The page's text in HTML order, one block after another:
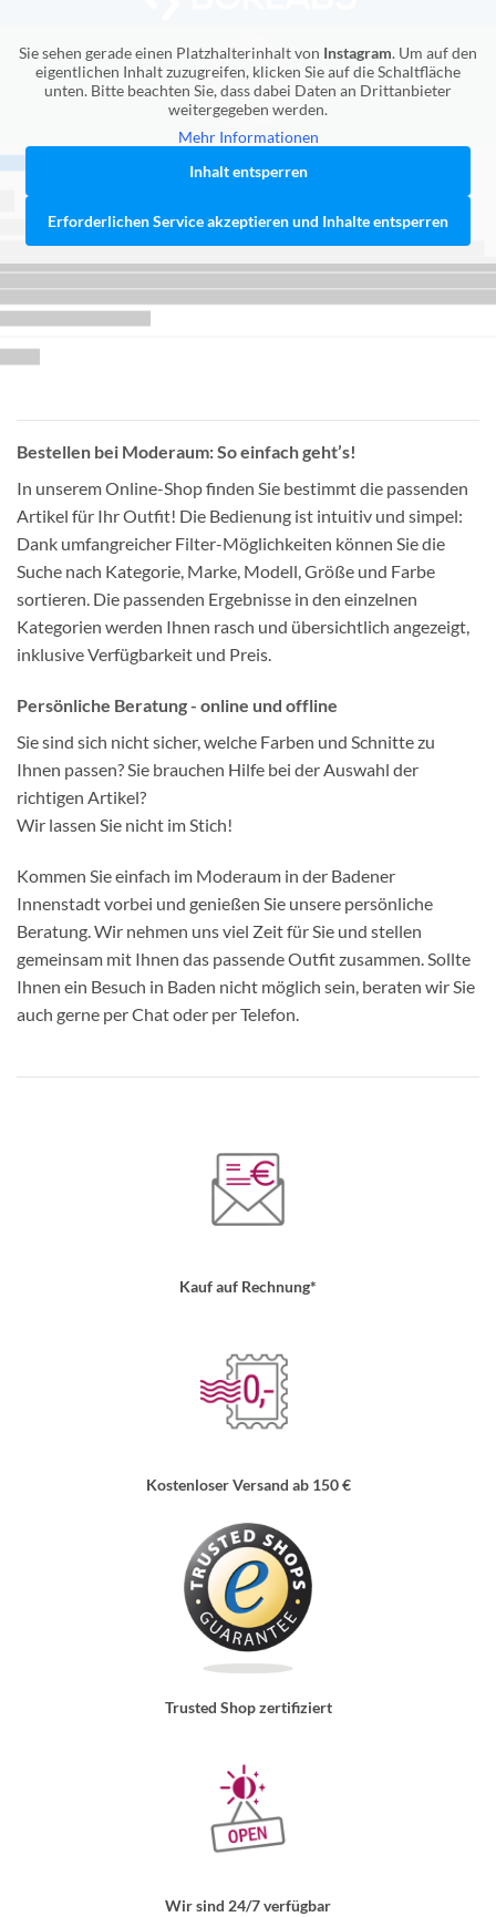
Sie sehen gerade einen Platzhalterinhalt von Instagram. Um auf den
eigentlichen Inhalt zuzugreifen, klicken Sie auf die Schaltfläche
unten. Bitte beachten Sie, dass dabei Daten an Drittanbieter
weitergegeben werden.
Mehr Informationen
Inhalt entsperren
Erforderlichen Service akzeptieren und Inhalte entsperren
Bestellen bei Moderaum: So einfach geht’s!
In unserem Online-Shop finden Sie bestimmt die passenden
Artikel für Ihr Outfit! Die Bedienung ist intuitiv und simpel:
Dank umfangreicher Filter-Möglichkeiten können Sie die
Suche nach Kategorie, Marke, Modell, Größe und Farbe
sortieren. Die passenden Ergebnisse in den einzelnen
Kategorien werden Ihnen rasch und übersichtlich angezeigt,
inklusive Verfügbarkeit und Preis.
Persönliche Beratung - online und offline
Sie sind sich nicht sicher, welche Farben und Schnitte zu
Ihnen passen? Sie brauchen Hilfe bei der Auswahl der
richtigen Artikel?
Wir lassen Sie nicht im Stich!
Kommen Sie einfach im Moderaum in der Badener
Innenstadt vorbei und genießen Sie unsere persönliche
Beratung. Wir nehmen uns viel Zeit für Sie und stellen
gemeinsam mit Ihnen das passende Outfit zusammen. Sollte
Ihnen ein Besuch in Baden nicht möglich sein, beraten wir Sie
auch gerne per Chat oder per Telefon.
Kauf auf Rechnung*
Kostenloser Versand ab 150 €
Trusted Shop zertifiziert
Wir sind 24/7 verfügbar